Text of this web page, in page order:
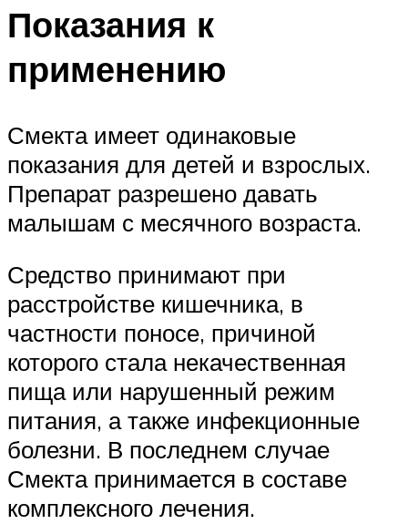
Показания к
применению
Смекта имеет одинаковые
показания для детей и взрослых.
Препарат разрешено давать
малышам с месячного возраста.
Средство принимают при
расстройстве кишечника, в
частности поносе, причиной
которого стала некачественная
пища или нарушенный режим
питания, а также инфекционные
болезни. В последнем случае
Смекта принимается в составе
комплексного лечения.